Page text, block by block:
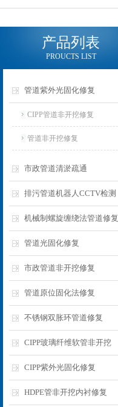
产品列表
PROUCTS LIST
管道紫外光固化修复
CIPP管道非开挖修复
管道非开挖修复
市政管道清淤疏通
排污管道机器人CCTV检测
机械制螺旋缠绕法管道修复
管道光固化修复
市政管道非开挖修复
管道原位固化法修复
不锈钢双胀环管道修复
CIPP玻璃纤维软管非开挖
CIPP紫外光固化修复
HDPE管非开挖内衬修复